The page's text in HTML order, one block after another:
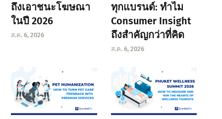
ถึงเอาชนะโฆษณา
ในปี 2026
ส.ค. 6, 2026
ทุกแบรนด์: ทำไม
Consumer Insight
ถึงสำคัญกว่าที่คิด
ส.ค. 6, 2026